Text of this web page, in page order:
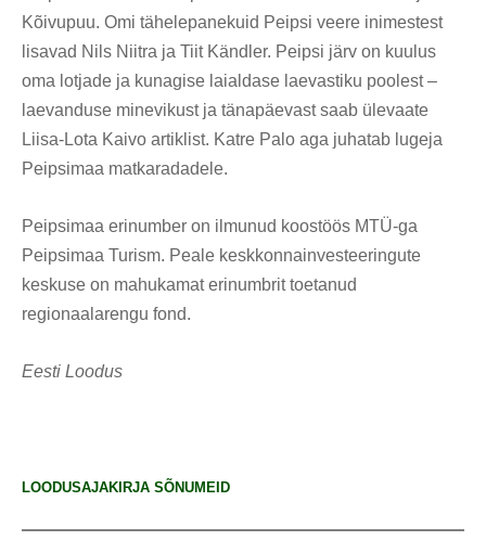
Kõivupuu. Omi tähelepanekuid Peipsi veere inimestest
lisavad Nils Niitra ja Tiit Kändler. Peipsi järv on kuulus
oma lotjade ja kunagise laialdase laevastiku poolest –
laevanduse minevikust ja tänapäevast saab ülevaate
Liisa-Lota Kaivo artiklist. Katre Palo aga juhatab lugeja
Peipsimaa matkaradadele.
Peipsimaa erinumber on ilmunud koostöös MTÜ-ga
Peipsimaa Turism. Peale keskkonnainvesteeringute
keskuse on mahukamat erinumbrit toetanud
regionaalarengu fond.
Eesti Loodus
LOODUSAJAKIRJA SÕNUMEID